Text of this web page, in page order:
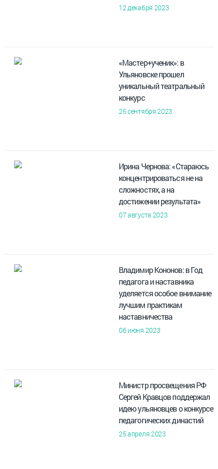
12 декабря 2023
«Мастер+ученик»: в
Ульяновске прошел
уникальный театральный
конкурс
25 сентября 2023
Ирина Чернова: «Стараюсь
концентрироваться не на
сложностях, а на
достижении результата»
07 августа 2023
Владимир Кононов: в Год
педагога и наставника
уделяется особое внимание
лучшим практикам
наставничества
06 июня 2023
Министр просвещения РФ
Сергей Кравцов поддержал
идею ульяновцев о конкурсе
педагогических династий
25 апреля 2023